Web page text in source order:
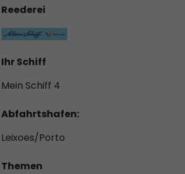
Reederei
Ihr Schiff
Mein Schiff 4
Abfahrtshafen:
Leixoes/Porto
Themen